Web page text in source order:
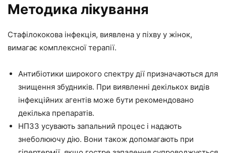
Методика лікування
Стафілококова інфекція, виявлена у піхву у жінок,
вимагає комплексної терапії.
Антибіотики широкого спектру дії призначаються для
знищення збудників. При виявленні декількох видів
інфекційних агентів може бути рекомендовано
декілька препаратів.
НПЗЗ усувають запальний процес і надають
знеболюючу дію. Вони також допомагають при